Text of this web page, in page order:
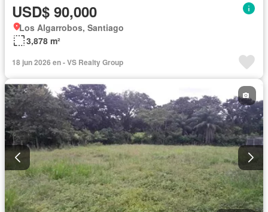
USD$ 90,000
Los Algarrobos, Santiago
3,878 m²
18 jun 2026 en - VS Realty Group